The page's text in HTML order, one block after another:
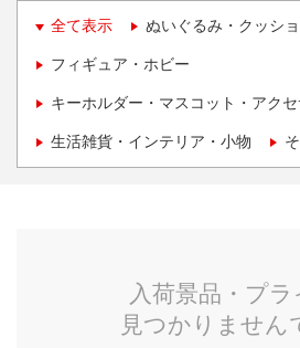
全て表示 ぬいぐるみ・クッシ
フィギュア・ホビー
キーホルダー・マスコット・アク
生活雑貨・インテリア・小物